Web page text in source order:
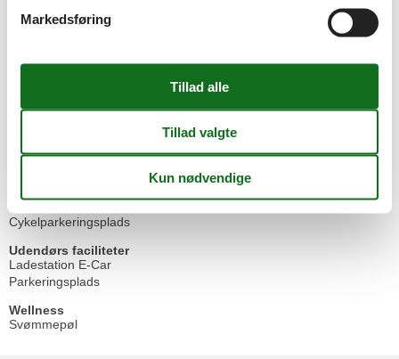
Køle-fryseskab
Børne (rejse) seng
Radio
Balkon / Loggia
Cykelparkeringsplads
Udendørs faciliteter
Ladestation E-Car
Parkeringsplads
Wellness
Svømmepøl
Markedsføring